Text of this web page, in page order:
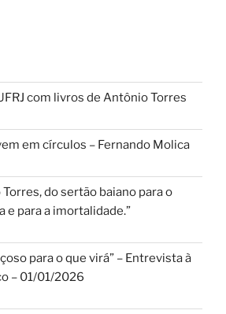
com livros de Antônio Torres
em círculos – Fernando Molica
do sertão baiano para o
e para a imortalidade.”
para o que virá” – Entrevista à
– 01/01/2026